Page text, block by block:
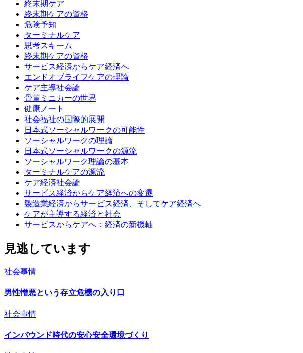
終末期ケア
終末期ケアの資格
危険予知
ターミナルケア
思考スキーム
終末期ケアの資格
サービス経済からケア経済へ
エンドオブライフケアの理論
ケア主導社会論
骨董ミニカーの世界
健康ノート
社会福祉の国際的展開
日本式ソーシャルワークの可能性
ソーシャルワークの理論
日本式ソーシャルワークの源流
ソーシャルワーク理論の基本
ターミナルケアの源流
ケア経済社会論
サービス経済からケア経済への変遷
製造業経済からサービス経済、そしてケア経済へ
ケアが主導する経済と社会
サービスからケアへ：経済の新機軸
見逃しています
社会事情
男性憎悪という存立危機の入り口
社会事情
インバウンド時代の安心安全環境づくり